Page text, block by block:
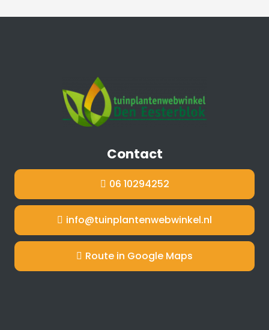
Contact
06 10294252
info@tuinplantenwebwinkel.nl
Route in Google Maps